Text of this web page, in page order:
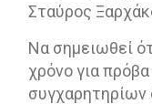
Σταύρος
Να σημειωθεί
χρόνο για
συγχαρητηρίων